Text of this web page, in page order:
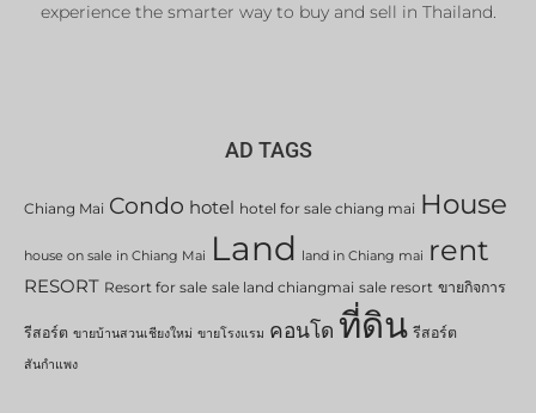
experience the smarter way to buy and sell in Thailand.
AD TAGS
Chiang Mai Condo hotel hotel for sale chiang mai House
house on sale in Chiang Mai Land land in Chiang mai rent
RESORT Resort for sale sale land chiangmai sale resort ขายกิจการ
รีสอร์ต ขายบ้านสวนเชียงใหม่ ขายโรงแรม คอนโด ที่ดิน รีสอร์ต
สันกำแพง